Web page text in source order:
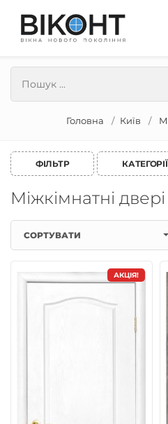
Головна Київ
ФІЛЬТР КАТЕГОРІЇ
Міжкімнатні
СОРТУВАТИ
АКЦІЯ!